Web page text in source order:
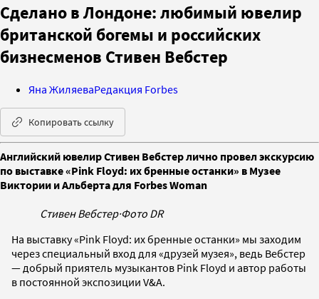
Сделано в Лондоне: любимый ювелир
британской богемы и российских
бизнесменов Стивен Вебстер
Яна ЖиляеваРедакция Forbes
Копировать ссылку
Английский ювелир Стивен Вебстер лично провел экскурсию
по выставке «Pink Floyd: их бренные останки» в Музее
Виктории и Альберта для Forbes Woman
Стивен Вебстер·Фото DR
На выставку «Pink Floyd: их бренные останки» мы заходим
через специальный вход для «друзей музея», ведь Вебстер
— добрый приятель музыкантов Pink Floyd и автор работы
в постоянной экспозиции V&A.